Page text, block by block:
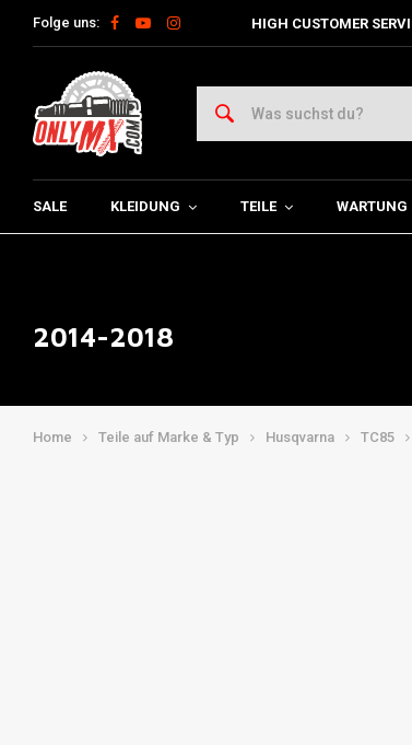
Folge uns: HIGH CUSTOMER
SALE KLEIDUNG TEILE WARTUNG
2014-2018
Home Teile auf Marke & Typ Husqvarna TC85